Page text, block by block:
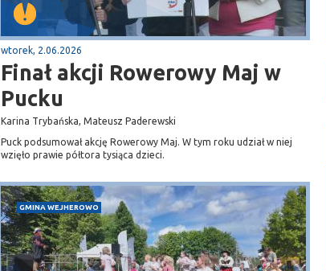
wtorek, 2.06.2026
Finał akcji Rowerowy Maj w
Pucku
Karina Trybańska, Mateusz Paderewski
Puck podsumował akcję Rowerowy Maj. W tym roku udział w niej
wzięło prawie półtora tysiąca dzieci.
GMINA WEJHEROWO